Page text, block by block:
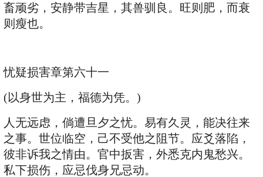
畜顽劣，安静带吉星，其兽驯良。旺则肥，而衰
则瘦也。
忧疑损害章第六十一
(以身世为主，福德为凭。)
人无远虑，倘遭旦夕之忧。易有久灵，能决往来
之事。世位临空，己不受他之阻节。应爻落陷，
彼非诉我之情由。官中扳害，外悉克内鬼愁兴。
私下损伤，应忌伐身兄忌动。